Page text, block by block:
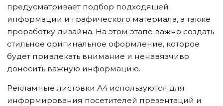
предусматривает подбор подходящей
информации и графического материала, а также
проработку дизайна. На этом этапе важно создать
стильное оригинальное оформление, которое
будет привлекать внимание и ненавязчиво
доносить важную информацию.
Рекламные листовки А4 используются для
информирования посетителей презентаций и